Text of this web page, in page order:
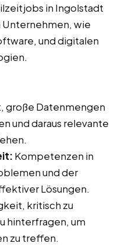
in Ingolstadt
Unternehmen, wie
und digitalen
große Datenmengen
und daraus relevante
Kompetenzen in
und der
Lösungen.
kritisch zu
hinterfragen, um
zu treffen.